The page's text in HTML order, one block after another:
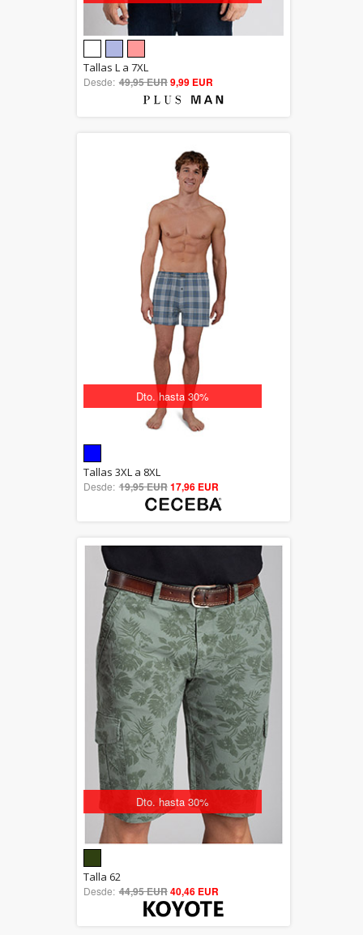
out of 5
Tallas L a 7XL
Desde: 49,95 EUR9,99 EUR
Dto. hasta 30%
5.00
out of 5
Tallas 3XL a 8XL
Desde: 19,95 EUR17,96 EUR
Dto. hasta 30%
out of 5
Talla 62
Desde: 44,95 EUR40,46 EUR